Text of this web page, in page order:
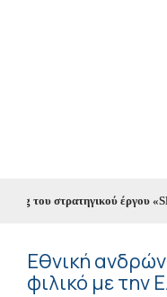
του στρατηγικού έργου
Εθνική
φιλικό με την